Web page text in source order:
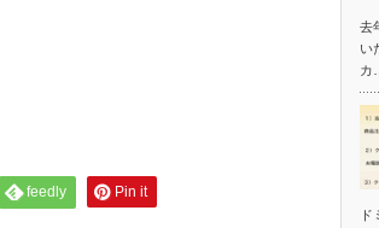
feedly Pin it
去
い
カ…